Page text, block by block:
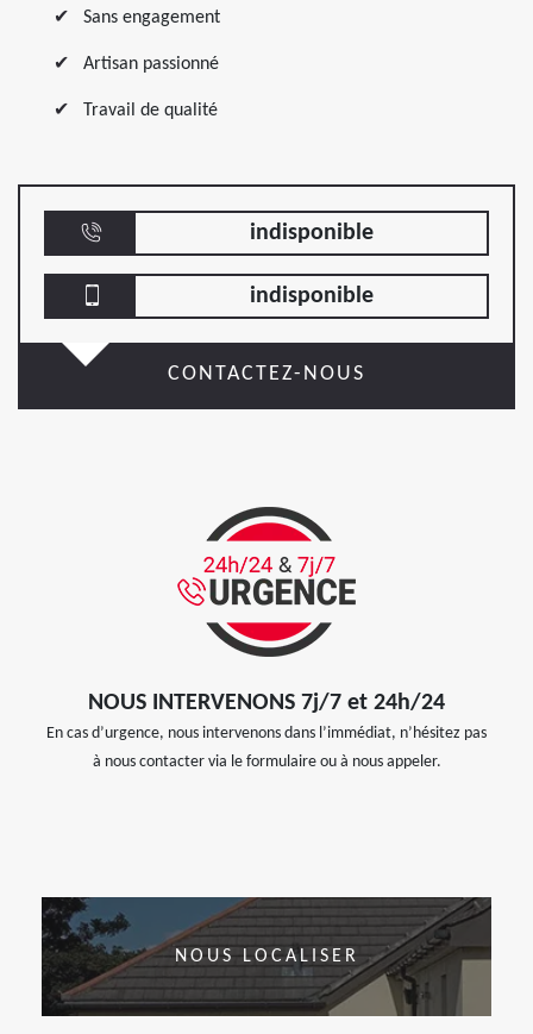
Sans engagement
Artisan passionné
Travail de qualité
indisponible
indisponible
CONTACTEZ-NOUS
NOUS INTERVENONS 7j/7 et 24h/24
En cas d’urgence, nous intervenons dans l’immédiat, n’hésitez pas
à nous contacter via le formulaire ou à nous appeler.
NOUS LOCALISER